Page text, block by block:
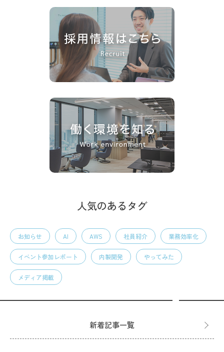
人気のあるタグ
お知らせ AI AWS 社員紹介 業務効率化
イベント参加レポート 内製開発 やってみた
メディア掲載
新着記事一覧